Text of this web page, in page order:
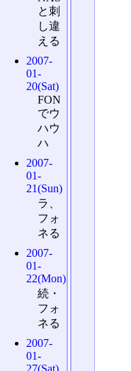
と刺
し違
える
2007-
01-
20(Sat)
FON
でウ
ハウ
ハ
2007-
01-
21(Sun)
ラ、
フォ
ネる
2007-
01-
22(Mon)
続・
フォ
ネる
2007-
01-
27(Sat)